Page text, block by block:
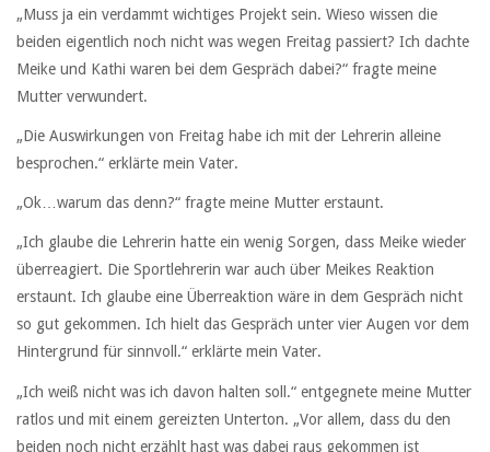
„Muss ja ein verdammt wichtiges Projekt sein. Wieso wissen die
beiden eigentlich noch nicht was wegen Freitag passiert? Ich dachte
Meike und Kathi waren bei dem Gespräch dabei?“ fragte meine
Mutter verwundert.
„Die Auswirkungen von Freitag habe ich mit der Lehrerin alleine
besprochen.“ erklärte mein Vater.
„Ok…warum das denn?“ fragte meine Mutter erstaunt.
„Ich glaube die Lehrerin hatte ein wenig Sorgen, dass Meike wieder
überreagiert. Die Sportlehrerin war auch über Meikes Reaktion
erstaunt. Ich glaube eine Überreaktion wäre in dem Gespräch nicht
so gut gekommen. Ich hielt das Gespräch unter vier Augen vor dem
Hintergrund für sinnvoll.“ erklärte mein Vater.
„Ich weiß nicht was ich davon halten soll.“ entgegnete meine Mutter
ratlos und mit einem gereizten Unterton. „Vor allem, dass du den
beiden noch nicht erzählt hast was dabei raus gekommen ist